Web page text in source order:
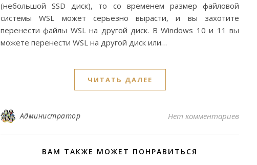
(небольшой SSD диск), то со временем размер файловой
системы WSL может серьезно вырасти, и вы захотите
перенести файлы WSL на другой диск. В Windows 10 и 11 вы
можете перенести WSL на другой диск или…
ЧИТАТЬ ДАЛЕЕ
Администратор Нет комментариев
ВАМ ТАКЖЕ МОЖЕТ ПОНРАВИТЬСЯ